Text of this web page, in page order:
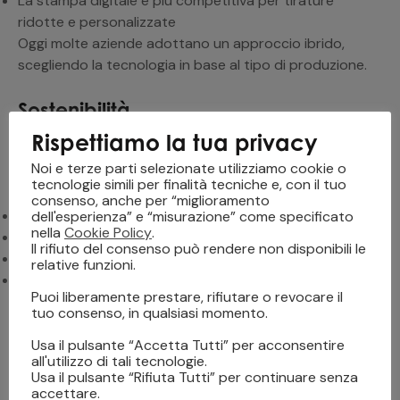
ridotte e personalizzate
Oggi molte aziende adottano un approccio ibrido,
scegliendo la tecnologia in base al tipo di produzione.
Sostenibilità
Un altro aspetto rilevante è l’impatto ambientale.
La stampa digitale packaging consente di:
ridurre gli sprechi di materiale
evitare sovrapproduzione
ottimizzare l’utilizzo degli inchiostri
Questo la rende una soluzione interessante anche in
ottica di sostenibilità.
Il futuro del packaging digitale
Rispettiamo la tua privacy
Noi e terze parti selezionate utilizziamo cookie o
tecnologie simili per finalità tecniche e, con il tuo
consenso, anche per “miglioramento
dell'esperienza” e “misurazione” come specificato
nella Cookie Policy.
Il rifiuto del consenso può rendere non disponibili le
relative funzioni.
Puoi liberamente prestare, rifiutare o revocare il
tuo consenso, in qualsiasi momento.
Usa il pulsante “Accetta Tutti” per acconsentire
all'utilizzo di tali tecnologie.
Usa il pulsante “Rifiuta Tutti” per continuare senza
accettare.